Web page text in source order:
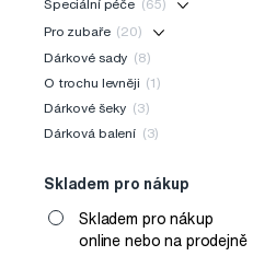
Speciální péče (65)
Pro zubaře (20)
Dárkové sady (8)
O trochu levněji (1)
Dárkové šeky (3)
Dárková balení (3)
Skladem pro nákup
Skladem pro nákup
online nebo na prodejně